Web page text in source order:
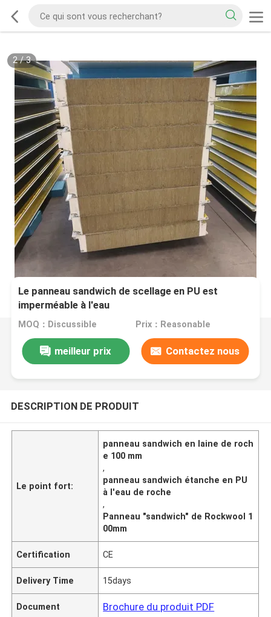
2/3
Le panneau sandwich de scellage en PU est
imperméable à l'eau
MOQ：Discussible Prix：Reasonable
meilleur prix Contactez nous
DESCRIPTION DE PRODUIT
Le point fort:
panneau sandwich en laine de roch
e 100 mm
,
panneau sandwich étanche en PU
à l'eau de roche
,
Panneau "sandwich" de Rockwool 1
00mm
Certification CE
Delivery Time 15days
Document Brochure du produit PDF